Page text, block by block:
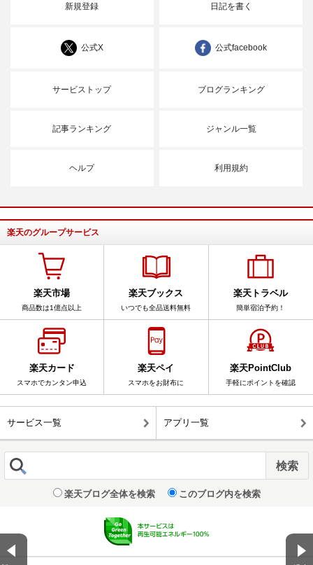
新規登録 日記を書く
公式X 公式facebook
サービストップ ブログランキング
記事ランキング ジャンル一覧
ヘルプ 利用規約
楽天のグループサービス
楽天市場
商品数は1億点以上
楽天ブックス
いつでも全品送料無料
楽天トラベル
簡単宿泊予約！
楽天カード
スマホでカンタン申込
楽天ペイ
スマホをお財布に
楽天PointClub
手軽にポイントを確認
サービス一覧 アプリ一覧
楽天ブログ全体を検索 このブログ内を検索